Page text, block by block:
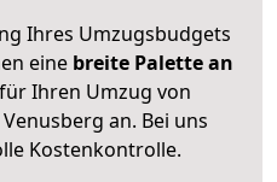
Ihres Umzugsbudgets
eine breite Palette an
Ihren Umzug von
an. Bei uns
Kostenkontrolle.